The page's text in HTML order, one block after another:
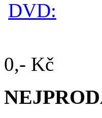
0,- Kč